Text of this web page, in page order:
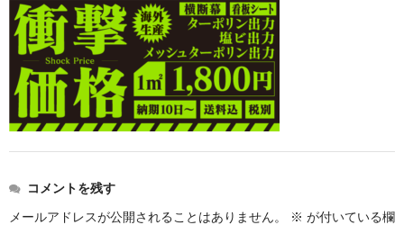
お見積り
ご注文
送料・梱包
会社概要
コメントを残す
メールアドレスが公開されることはありません。
※ が付いている欄